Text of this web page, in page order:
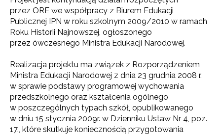
przez ORE we współpracy z Biurem Edukacji
Publicznej IPN w roku szkolnym 2009/2010 w ramach
Roku Historii Najnowszej, ogłoszonego
przez ówczesnego Ministra Edukacji Narodowej.
Realizacja projektu ma związek z Rozporządzeniem
Ministra Edukacji Narodowej z dnia 23 grudnia 2008 r.
w sprawie podstawy programowej wychowania
przedszkolnego oraz kształcenia ogólnego
w poszczególnych typach szkół, opublikowanego
w dniu 15 stycznia 2009r. w Dzienniku Ustaw Nr 4, poz.
17., które skutkuje koniecznością przygotowania